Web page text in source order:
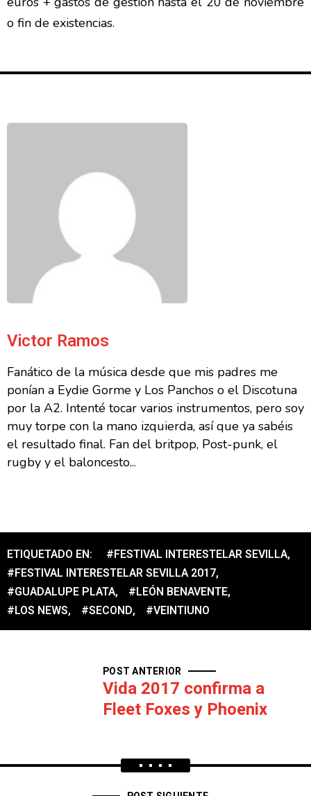
o fin de existencias.
Victor Ramos
Fanático de la música desde que mis padres me
ponían a Eydie Gorme y Los Panchos o el Discotuna
por la A2. Intenté tocar varios instrumentos, pero soy
muy torpe con la mano izquierda, así que ya sabéis
el resultado final. Fan del britpop, Post-punk, el
rugby y el baloncesto...
ETIQUETADO EN: #FESTIVAL INTERESTELAR SEVILLA,
#FESTIVAL INTERESTELAR SEVILLA 2017,
#GUADALUPE PLATA, #LEÓN BENAVENTE,
#LOS NEWS, #SECOND, #VEINTIUNO
POST ANTERIOR
Vida 2017 confirma a
Fleet Foxes y Phoenix